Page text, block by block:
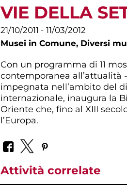
You are here
VIE DELLA
21/10/2011 - 11/03/2012
Musei in Comune, Diversi
Con un programma di 11
contemporanea all’attualità
impegnata nell’ambito del
internazionale, inaugura la
Oriente che, fino al XIII
l’Europa.
Attività correlate